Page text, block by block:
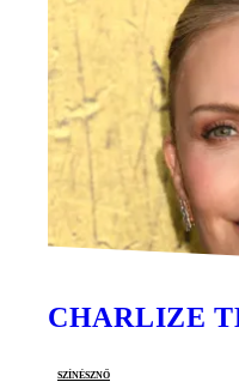
CHARLIZE
színésznő